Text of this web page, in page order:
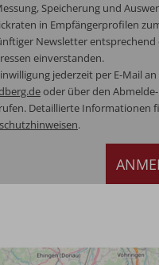
Speicherung und
in Empfängerprofilen
Newsletter entsprechend
einverstanden.
jederzeit per E-Mail an
oder über den
Detaillierte Informationen
.